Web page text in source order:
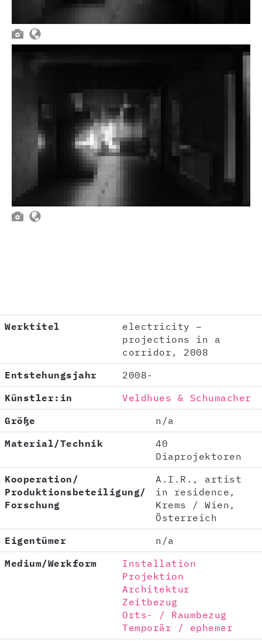
 
 
Werktitel
electricity –
projections in a
corridor, 2008
Entstehungsjahr
2008-
Künstler:in
Veldhues & Schumacher
Größe
n/a
Material/Technik
40
Diaprojektoren
Kooperation/
Produktionsbeteiligung/
Forschung
A.I.R., artist
in residence,
Krems / Wien,
Österreich
Eigentümer
n/a
Medium/Werkform
Installation
Projektion
Architektur
Zeitbezug
Orts- / Raumbezug
Temporär / ephemer